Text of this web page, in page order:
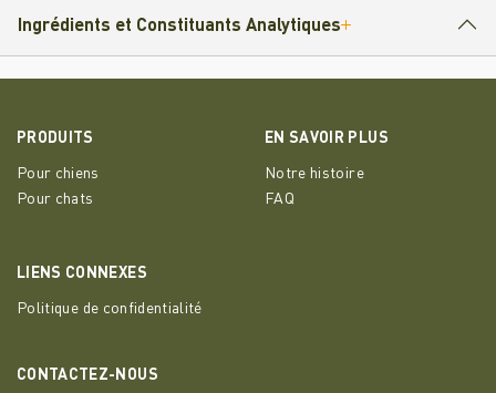
Ingrédients et Constituants Analytiques
PRODUITS
Pour chiens
Pour chats
EN SAVOIR PLUS
Notre histoire
FAQ
LIENS CONNEXES
Politique de confidentialité
CONTACTEZ-NOUS